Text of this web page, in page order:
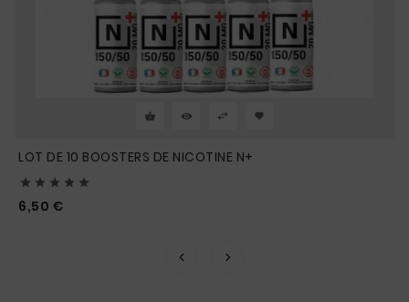
LOT DE 10 BOOSTERS DE NICOTINE N+
    
6,50 €